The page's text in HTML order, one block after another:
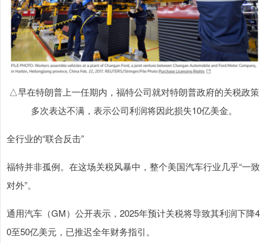
△早在特朗普上一任期内，福特公司就对特朗普政府的关税政策
多次表达不满，表示公司利润将因此损失10亿美金。
全行业的“联合反击”
福特并非孤例。在这场关税风暴中，整个美国汽车行业几乎“一致
对外”。
通用汽车（GM）公开表示，2025年预计关税将导致其利润下降4
0至50亿美元，已推迟全年财务指引。